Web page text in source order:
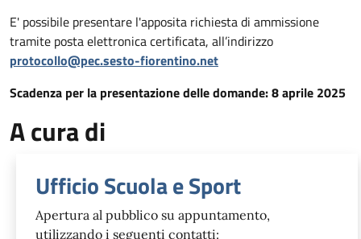
E' possibile presentare l'apposita richiesta di ammissione
tramite posta elettronica certificata, all’indirizzo
protocollo@pec.sesto-fiorentino.net
Scadenza per la presentazione delle domande: 8 aprile 2025
A cura di
Ufficio Scuola e Sport
Apertura al pubblico su appuntamento,
utilizzando i seguenti contatti: